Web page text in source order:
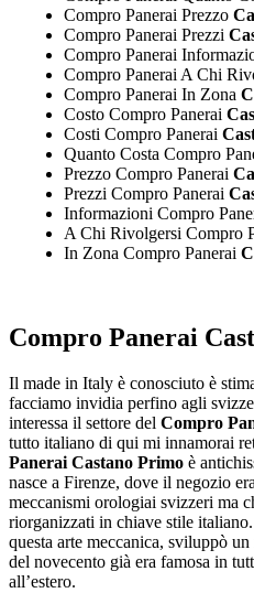
Compro Panerai Prezzo
Compro Panerai Prezzi
Compro Panerai
Compro Panerai A Chi
Compro Panerai In Zona
Costo Compro Panerai
Costi Compro Panerai
Quanto Costa Compro
Prezzo Compro Panerai
Prezzi Compro Panerai
Informazioni Compro
A Chi Rivolgersi Compro
In Zona Compro Panerai
Compro Panerai
Il made in Italy è conosciuto è
facciamo invidia perfino agli
interessa il settore del Compro
tutto italiano di qui mi innamorai
Panerai Castano Primo è
nasce a Firenze, dove il negozio
meccanismi orologiai svizzeri ma
riorganizzati in chiave stile
questa arte meccanica, sviluppò
del novecento già era famosa in
all’estero.